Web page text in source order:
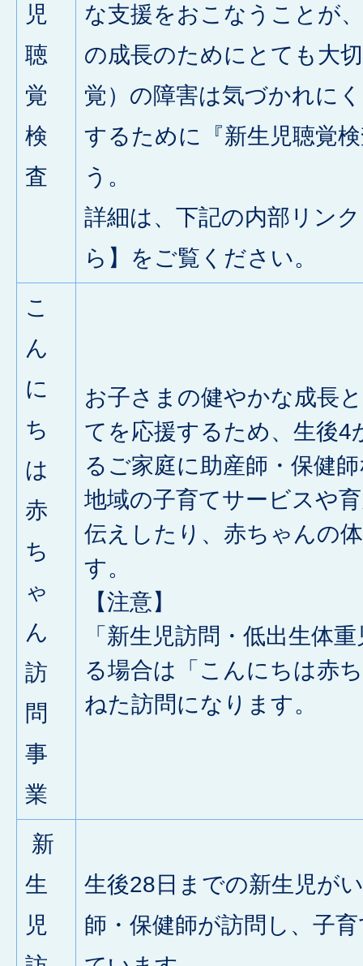
児
聴
覚
検
査
な支援をおこなうことが
の成長のためにとても大
覚）の障害は気づかれに
するために『新生児聴覚
う。
詳細は、下記の内部リン
ら】をご覧ください。
こ
ん
に
ち
は
赤
ち
ゃ
ん
訪
問
事
業
お子さまの健やかな成長
てを応援するため、生後4
るご家庭に助産師・保健
地域の子育てサービスや
伝えしたり、赤ちゃんの
す。
【注意】
「新生児訪問・低出生体
る場合は「こんにちは赤
ねた訪問になります。
新
生
児
生後28日までの新生児が
師・保健師が訪問し、子